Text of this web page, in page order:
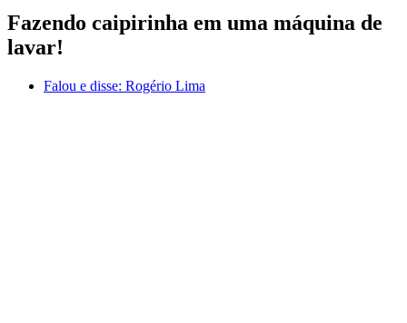
Fazendo caipirinha em uma máquina de
lavar!
Falou e disse: Rogério Lima